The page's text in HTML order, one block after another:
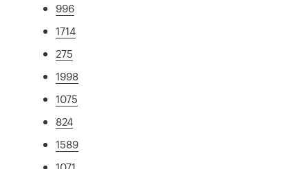
996
1714
275
1998
1075
824
1589